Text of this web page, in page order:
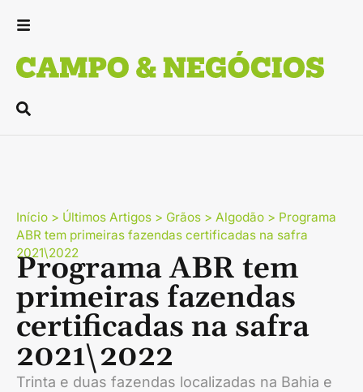
Início > Últimos Artigos > Grãos > Algodão > Programa
ABR tem primeiras fazendas certificadas na safra
2021\2022
Programa ABR tem
primeiras fazendas
certificadas na safra
2021\2022
Trinta e duas fazendas localizadas na Bahia e